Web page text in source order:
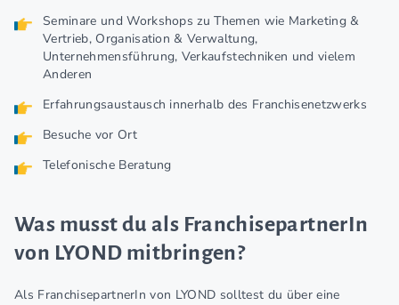
Seminare und Workshops zu Themen wie Marketing &
Vertrieb, Organisation & Verwaltung,
Unternehmensführung, Verkaufstechniken und vielem
Anderen
Erfahrungsaustausch innerhalb des Franchisenetzwerks
Besuche vor Ort
Telefonische Beratung
Was musst du als FranchisepartnerIn
von LYOND mitbringen?
Als FranchisepartnerIn von LYOND solltest du über eine